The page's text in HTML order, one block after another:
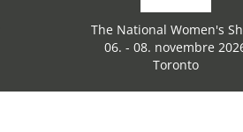
The National Women's
06. - 08. novembre
Toronto